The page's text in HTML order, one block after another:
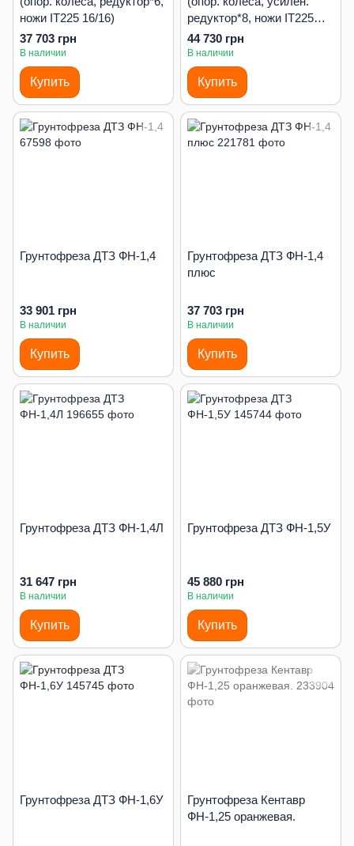
ножи IT225 16/16)
37 703 грн
В наличии
Купить
редуктор*8, ножи IT225
20/20)
44 730 грн
В наличии
Купить
Грунтофреза ДТЗ ФН-1,4
33 901 грн
В наличии
Купить
Грунтофреза ДТЗ ФН-1,4
плюс
37 703 грн
В наличии
Купить
Грунтофреза ДТЗ ФН-1,4Л
31 647 грн
В наличии
Купить
Грунтофреза ДТЗ ФН-1,5У
45 880 грн
В наличии
Купить
Грунтофреза ДТЗ ФН-1,6У
Грунтофреза Кентавр
ФН-1,25 оранжевая.